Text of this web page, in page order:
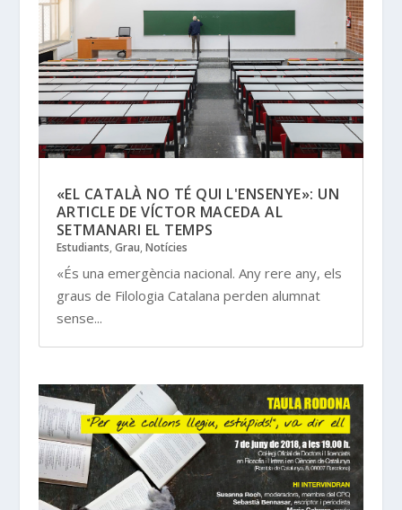
«EL CATALÀ NO TÉ QUI L'ENSENYE»: UN
ARTICLE DE VÍCTOR MACEDA AL
SETMANARI EL TEMPS
Estudiants, Grau, Notícies
«És una emergència nacional. Any rere any, els
graus de Filologia Catalana perden alumnat
sense...